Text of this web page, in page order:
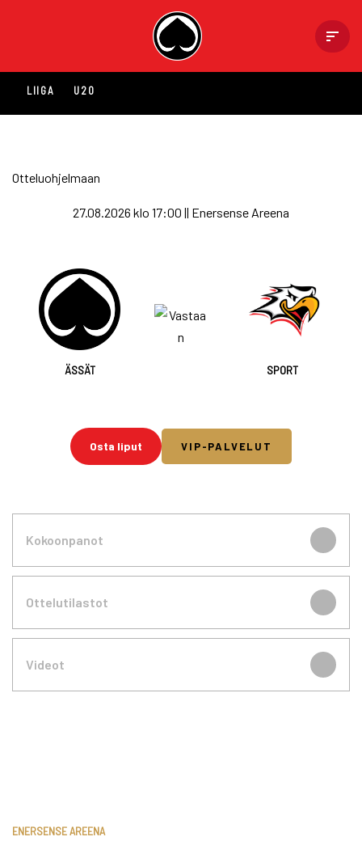
content
LIIGA U20
Otteluohjelmaan
27.08.2026 klo 17:00 || Enersense Areena
ÄSSÄT SPORT
Osta liput VIP-PALVELUT
Kokoonpanot
Ottelutilastot
Videot
ENERSENSE AREENA